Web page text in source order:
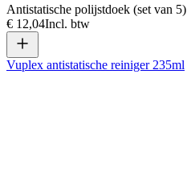
Antistatische polijstdoek (set van 5)
€ 12,04Incl. btw
Vuplex antistatische reiniger 235ml